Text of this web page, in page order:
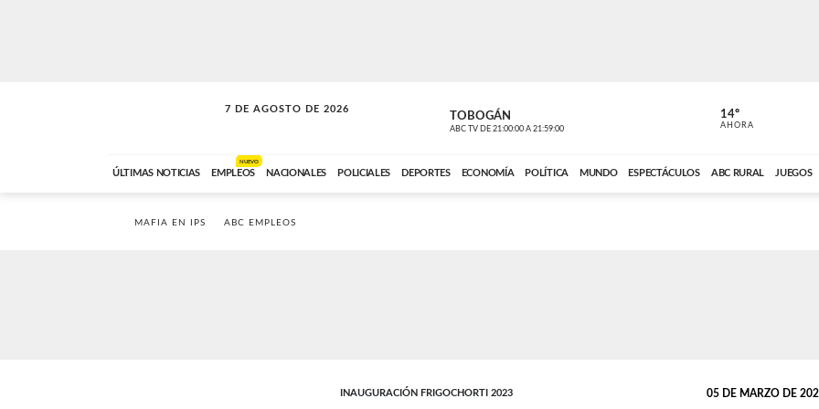
7 DE AGOSTO DE 2026
SOLO MÚSICA TOBOGÁN
ABC TV DE 21:00:00 A 21:59:00 ABC CARDINAL
14º
AHORA
ÚLTIMAS NOTICIAS EMPLEOS
NUEVO
NACIONALES POLICIALES DEPORTES ECONOMÍA POLÍTICA MUNDO ESPECTÁCULOS ABC RURAL JUEGOS
MAFIA EN IPS ABC EMPLEOS
INAUGURACIÓN FRIGOCHORTI 2023 05 DE MARZO DE